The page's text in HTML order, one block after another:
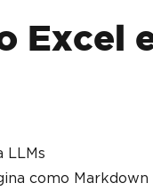
Excel
LLMs
como Markdown